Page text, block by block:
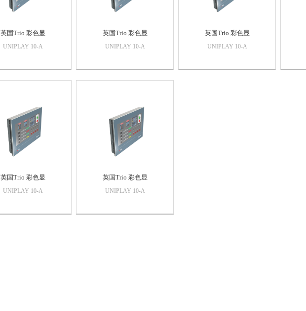
英国Trio 彩色显
UNIPLAY 10-A
英国Trio 彩色显
UNIPLAY 10-A
英国Trio 彩色显
UNIPLAY 10-A
英国Trio 彩色显
UNIPLAY 10-A
英国Trio 彩色显
UNIPLAY 10-A